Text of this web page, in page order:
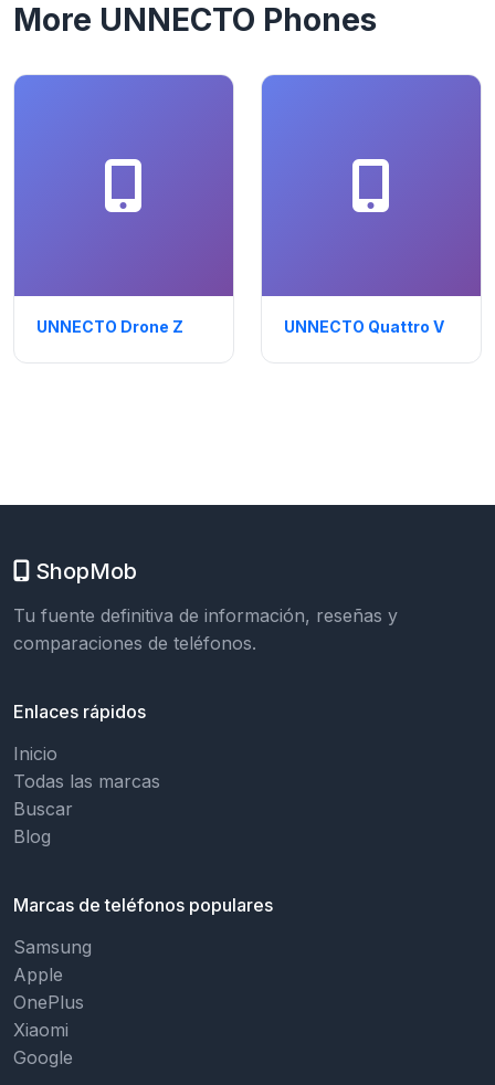
More UNNECTO Phones
UNNECTO Drone Z UNNECTO Quattro V
ShopMob
Tu fuente definitiva de información, reseñas y
comparaciones de teléfonos.
Enlaces rápidos
Inicio
Todas las marcas
Buscar
Blog
Marcas de teléfonos populares
Samsung
Apple
OnePlus
Xiaomi
Google